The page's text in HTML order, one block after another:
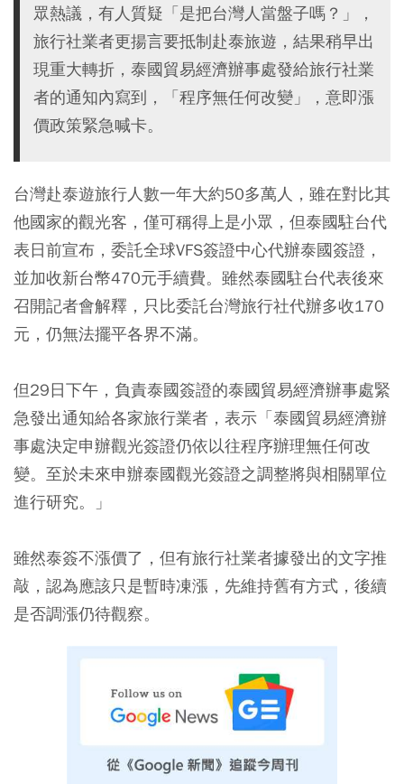
眾熱議，有人質疑「是把台灣人當盤子嗎？」，
旅行社業者更揚言要抵制赴泰旅遊，結果稍早出
現重大轉折，泰國貿易經濟辦事處發給旅行社業
者的通知內寫到，「程序無任何改變」，意即漲
價政策緊急喊卡。
台灣赴泰遊旅行人數一年大約50多萬人，雖在對比其
他國家的觀光客，僅可稱得上是小眾，但泰國駐台代
表日前宣布，委託全球VFS簽證中心代辦泰國簽證，
並加收新台幣470元手續費。雖然泰國駐台代表後來
召開記者會解釋，只比委託台灣旅行社代辦多收170
元，仍無法擺平各界不滿。
但29日下午，負責泰國簽證的泰國貿易經濟辦事處緊
急發出通知給各家旅行業者，表示「泰國貿易經濟辦
事處決定申辦觀光簽證仍依以往程序辦理無任何改
變。至於未來申辦泰國觀光簽證之調整將與相關單位
進行研究。」
雖然泰簽不漲價了，但有旅行社業者據發出的文字推
敲，認為應該只是暫時凍漲，先維持舊有方式，後續
是否調漲仍待觀察。